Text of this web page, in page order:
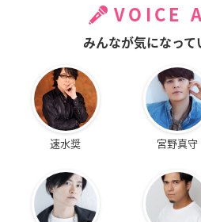
VOICE
みんなが気になって
速水奨 宮野真守